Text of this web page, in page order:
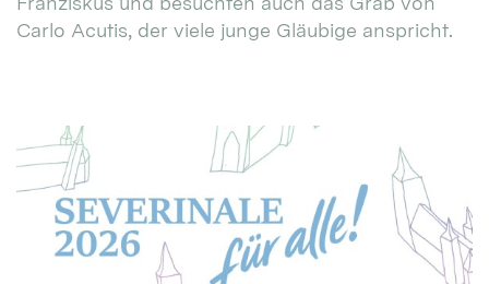
Carlo Acutis, der viele junge Gläubige anspricht.